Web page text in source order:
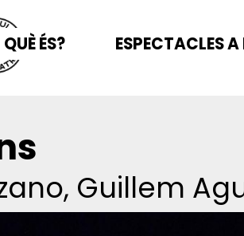
QUÈ ÉS? ESPECTACLES A
Guillem